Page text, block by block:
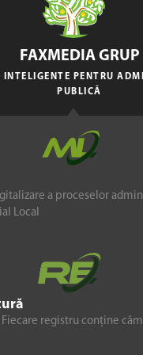
a proceselor
Local
Fiecare registru conține
FAXMEDIA GRUP
INTELIGENTE PENTRU
PUBLICĂ